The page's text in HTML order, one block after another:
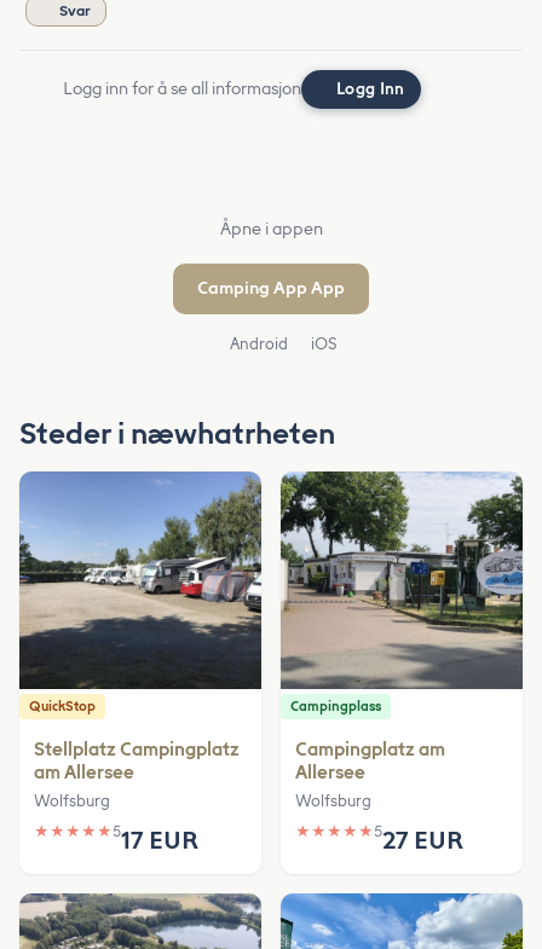
Svar
Logg inn for å se all informasjon Logg Inn
Åpne i appen
Camping App App
Android iOS
Steder i næwhatrheten
QuickStop
Stellplatz Campingplatz
am Allersee
Wolfsburg
★ ★ ★ ★ ★517 EUR
Campingplass
Campingplatz am
Allersee
Wolfsburg
★ ★ ★ ★ ★527 EUR